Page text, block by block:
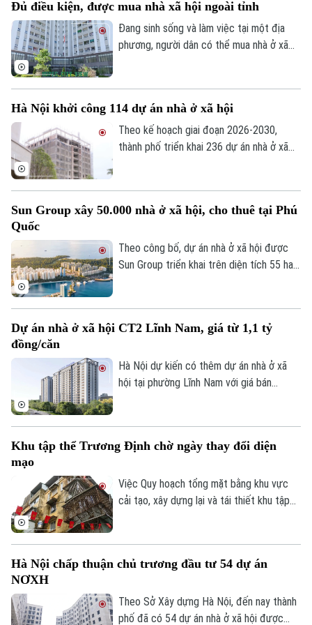
An ninh trật tự
Công nghệ
Khoảnh khắc Hà Nội
Ẩm thực
Quân sự
Hồ sơ
Tin tức
Cafe sáng
Tài chính Ngân hàng
Doanh nghiệp
Nhà đất
Tin tức
Đầu tư
Căn hộ
Đất đai
Kinh nghiệm
Tàu và Xe
Tàu
Xe máy
Thị trường
Giáo dục
Tin tức
Tuyển sinh
Hướng nghiệp
Văn hóa
Làng nghề
Di tích
Dinh dưỡng
Tư vấn sức khỏe
Thể thao
Bóng đá
Quần vợt
Golf
Giải trí
Sao
Điện ảnh
Thời trang
Âm nhạc
Đủ điều kiện, được mua nhà xã hội ngoài tỉnh
Đang sinh sống và làm việc tại một địa
phương, người dân có thể mua nhà ở xã
Hà Nội khởi công 114 dự án nhà ở xã hội
Theo kế hoạch giai đoạn 2026-2030,
thành phố triển khai 236 dự án nhà ở xã
290.500 tỷ đồng.
Sun Group xây 50.000 nhà ở xã hội, cho thuê tại Phú
Quốc
Theo công bố, dự án nhà ở xã hội được
Sun Group triển khai trên diện tích 55 ha
Dự án nhà ở xã hội CT2 Lĩnh Nam, giá từ 1,1 tỷ
đồng/căn
Hà Nội dự kiến có thêm dự án nhà ở xã
hội tại phường Lĩnh Nam với giá bán
quý III/2026.
Khu tập thể Trương Định chờ ngày thay đổi diện
mạo
Việc Quy hoạch tổng mặt bằng khu vực
cải tạo, xây dựng lại và tái thiết khu tập
khởi đầu cho quá trình chỉnh trang các
Hà Nội chấp thuận chủ trương đầu tư 54 dự án
NƠXH
Theo Sở Xây dựng Hà Nội, đến nay thành
phố đã có 54 dự án nhà ở xã hội được